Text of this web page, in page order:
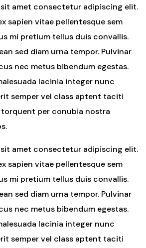
amet consectetur adipiscing elit.
sapien vitae pellentesque sem
mi pretium tellus duis convallis.
sed diam urna tempor. Pulvinar
nec metus bibendum egestas.
lacinia integer nunc
semper vel class aptent taciti
per conubia nostra
amet consectetur adipiscing elit.
sapien vitae pellentesque sem
mi pretium tellus duis convallis.
sed diam urna tempor. Pulvinar
nec metus bibendum egestas.
lacinia integer nunc
semper vel class aptent taciti